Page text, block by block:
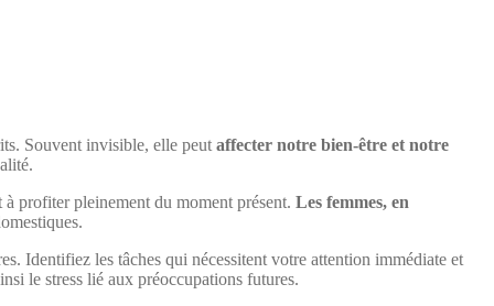
Souvent invisible, elle peut affecter notre bien-être et notre
profiter pleinement du moment présent. Les femmes, en
Identifiez les tâches qui nécessitent votre attention immédiate et
le stress lié aux préoccupations futures.